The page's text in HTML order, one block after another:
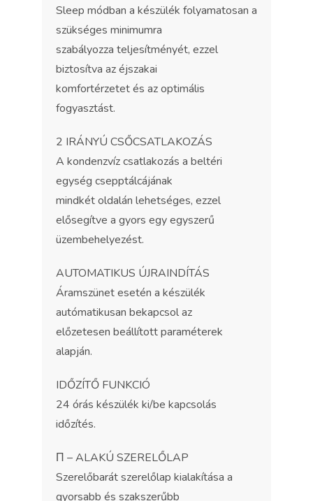
Sleep módban a készülék folyamatosan a
szükséges minimumra
szabályozza teljesítményét, ezzel
biztosítva az éjszakai
komfortérzetet és az optimális
fogyasztást.
2 IRÁNYÚ CSŐCSATLAKOZÁS
A kondenzvíz csatlakozás a beltéri
egység csepptálcájának
mindkét oldalán lehetséges, ezzel
elősegítve a gyors egy egyszerű
üzembehelyezést.
AUTOMATIKUS ÚJRAINDÍTÁS
Áramszünet esetén a készülék
autómatikusan bekapcsol az
előzetesen beállított paraméterek
alapján.
IDŐZÍTŐ FUNKCIÓ
24 órás készülék ki/be kapcsolás
időzítés.
Π – ALAKÚ SZERELŐLAP
Szerelőbarát szerelőlap kialakítása a
gyorsabb és szakszerűbb